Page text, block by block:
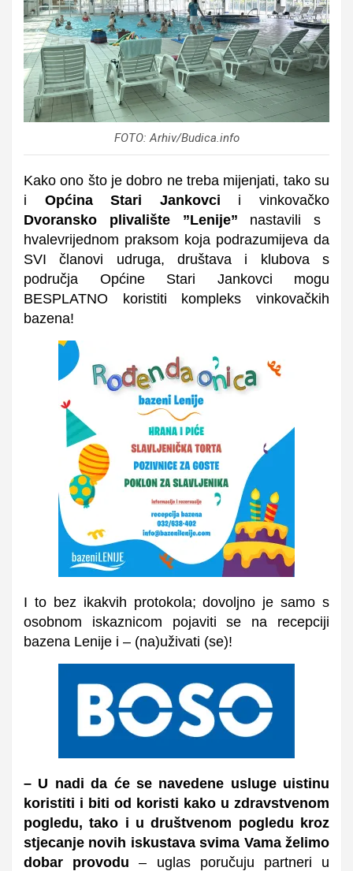
FOTO: Arhiv/Budica.info
Kako ono što je dobro ne treba mijenjati, tako su
i Općina Stari Jankovci i vinkovačko
Dvoransko plivalište ”Lenije” nastavili s
hvalevrijednom praksom koja podrazumijeva da
SVI članovi udruga, društava i klubova s
područja Općine Stari Jankovci mogu
BESPLATNO koristiti kompleks vinkovačkih
bazena!
I to bez ikakvih protokola; dovoljno je samo s
osobnom iskaznicom pojaviti se na recepciji
bazena Lenije i – (na)uživati (se)!
– U nadi da će se navedene usluge uistinu
koristiti i biti od koristi kako u zdravstvenom
pogledu, tako i u društvenom pogledu kroz
stjecanje novih iskustava svima Vama želimo
dobar provodu – uglas poručuju partneri u